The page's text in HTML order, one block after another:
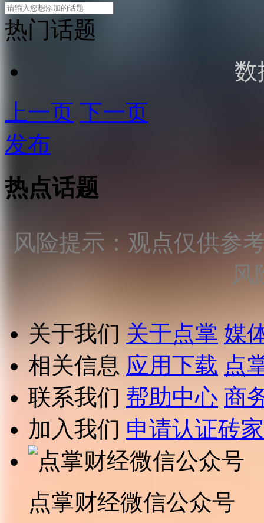
热门话题
数
上一页 下一页
发布
热点话题
风险提示：观点仅供参
风
关于我们 关于点掌 媒
相关信息 应用下载 点
联系我们 帮助中心 商
加入我们 申请认证砖家
点掌财经微信公众号